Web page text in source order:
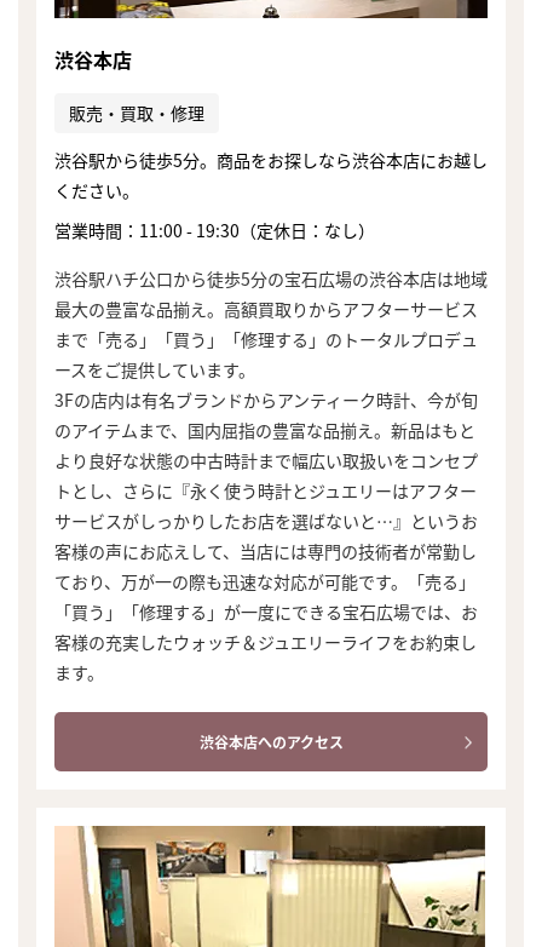
渋谷本店
販売・買取・修理
渋谷駅から徒歩5分。商品をお探しなら渋谷本店にお越し
ください。
営業時間：11:00 - 19:30（定休日：なし）
渋谷駅ハチ公口から徒歩5分の宝石広場の渋谷本店は地域
最大の豊富な品揃え。高額買取りからアフターサービス
まで「売る」「買う」「修理する」のトータルプロデュ
ースをご提供しています。
3Fの店内は有名ブランドからアンティーク時計、今が旬
のアイテムまで、国内屈指の豊富な品揃え。新品はもと
より良好な状態の中古時計まで幅広い取扱いをコンセプ
トとし、さらに『永く使う時計とジュエリーはアフター
サービスがしっかりしたお店を選ばないと…』というお
客様の声にお応えして、当店には専門の技術者が常勤し
ており、万が一の際も迅速な対応が可能です。「売る」
「買う」「修理する」が一度にできる宝石広場では、お
客様の充実したウォッチ＆ジュエリーライフをお約束し
ます。
渋谷本店へのアクセス
まずは
かんたん30秒でお試し査定